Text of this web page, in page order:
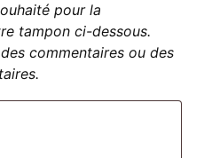
pour la
tampon ci-dessous.
commentaires ou des